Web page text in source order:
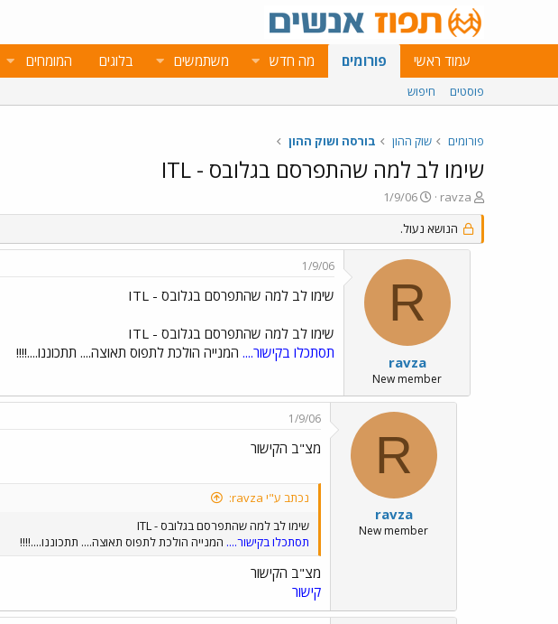
עמוד ראשי פורומים מה חדש משתמשים בלוגים המומחים
פוסטים חיפוש
פורומים שוק ההון בורסה ושוק ההון
שימו לב למה שהתפרסם בגלובס - ITL
פ
ו
ת
ח
ravza
פ
ו
ר
ס
ם
ת
א
ר
י
ך
1/9/06
הנושא נעול.
R
ravza
New member
1/9/06
שימו לב למה שהתפרסם בגלובס - ITL
שימו לב למה שהתפרסם בגלובס - ITL
תסתכלו בקישור.... המנייה הולכת לתפוס תאוצה.... תתכוננו....!!!!
R
ravza
New member
1/9/06
מצ"ב הקישור
נכתב ע"י ravza:
שימו לב למה שהתפרסם בגלובס - ITL
תסתכלו בקישור.... המנייה הולכת לתפוס תאוצה.... תתכוננו....!!!!
מצ"ב הקישור
קישור